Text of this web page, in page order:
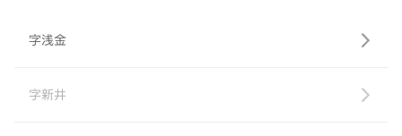
字浅金
字新井